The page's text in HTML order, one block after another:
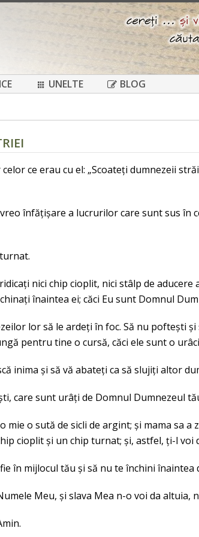
UNELTE BLOG
celor ce erau cu el: „Scoateți dumnezeii
înfățișare a lucrurilor care sunt sus în
nici chip cioplit, nici stâlp de
înaintea ei; căci Eu sunt Domnul
lor să le ardeți în foc. Să nu poftești
pentru tine o cursă, căci ele sunt o
inima și să vă abateți ca să slujiți altor
care sunt urâți de Domnul Dumnezeul
mie o sută de sicli de argint; și mama sa
cioplit și un chip turnat; și, astfel, ți-l voi
în mijlocul tău și să nu te închini
Meu, și slava Mea n-o voi da altuia,